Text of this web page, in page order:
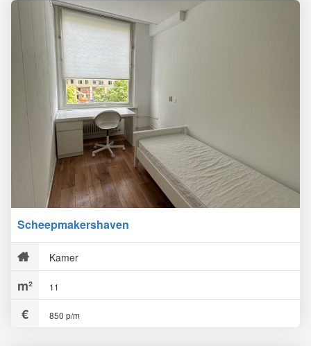
Scheepmakershaven
Kamer
11
850 p/m